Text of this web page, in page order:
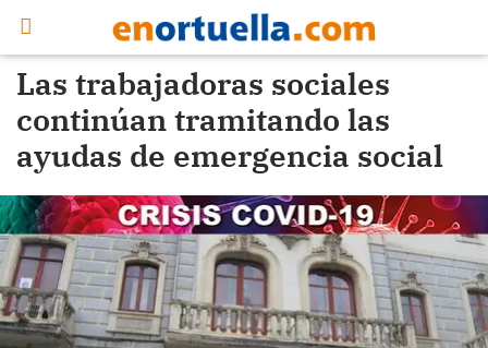
Las trabajadoras sociales
continúan tramitando las
ayudas de emergencia social